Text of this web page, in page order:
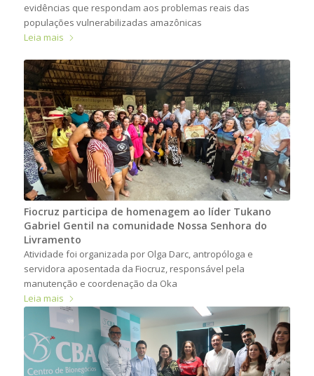
evidências que respondam aos problemas reais das
populações vulnerabilizadas amazônicas
Leia mais
Fiocruz participa de homenagem ao líder Tukano
Gabriel Gentil na comunidade Nossa Senhora do
Livramento
Atividade foi organizada por Olga Darc, antropóloga e
servidora aposentada da Fiocruz, responsável pela
manutenção e coordenação da Oka
Leia mais